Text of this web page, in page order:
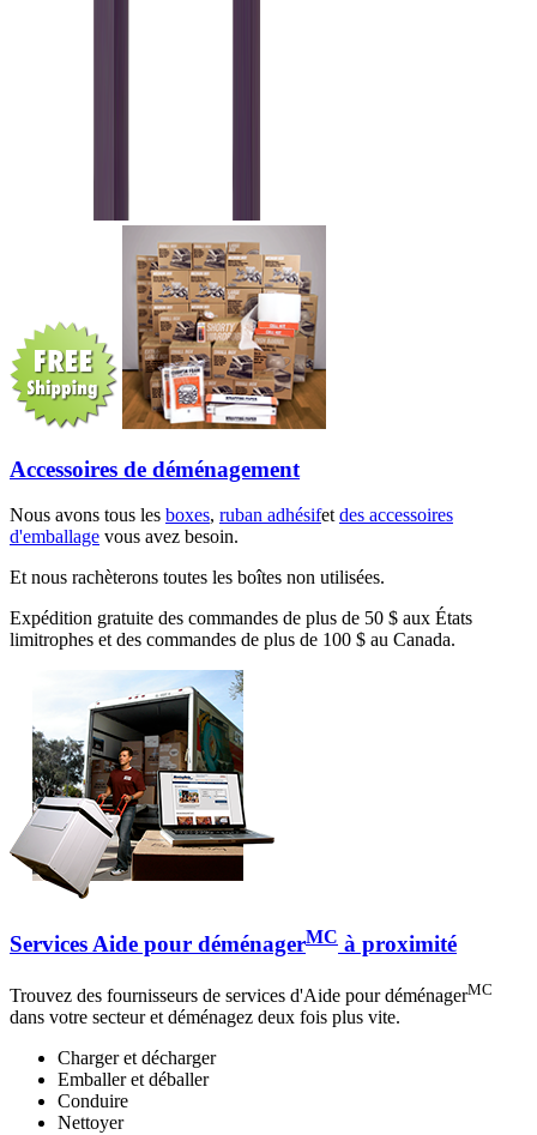
Accessoires de déménagement
Nous avons tous les boxes, ruban adhésifetdes accessoires
d'emballage vous avez besoin.
Et nous rachèterons toutes les boîtes non utilisées.
Expédition gratuite des commandes de plus de 50 $ aux États
limitrophes et des commandes de plus de 100 $ au Canada.
Services Aide pour déménagerMC à proximité
Trouvez des fournisseurs de services d'Aide pour déménagerMC
dans votre secteur et déménagez deux fois plus vite.
Charger et décharger
Emballer et déballer
Conduire
Nettoyer